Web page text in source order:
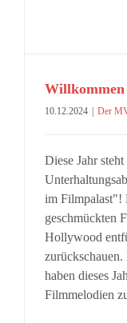
Willkommen
10.12.2024 Der
Diese Jahr
im Filmpalast"!
geschmückten
Hollywood
haben dieses
Filmmelodien